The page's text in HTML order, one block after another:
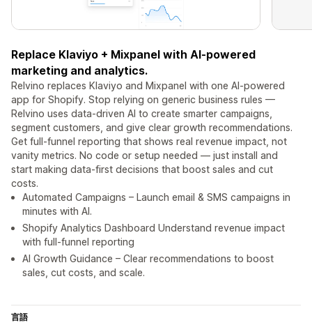
Replace Klaviyo + Mixpanel with AI-powered
marketing and analytics.
Relvino replaces Klaviyo and Mixpanel with one AI-powered
app for Shopify. Stop relying on generic business rules —
Relvino uses data-driven AI to create smarter campaigns,
segment customers, and give clear growth recommendations.
Get full-funnel reporting that shows real revenue impact, not
vanity metrics. No code or setup needed — just install and
start making data-first decisions that boost sales and cut
costs.
Automated Campaigns – Launch email & SMS campaigns in
minutes with AI.
Shopify Analytics Dashboard Understand revenue impact
with full-funnel reporting
AI Growth Guidance – Clear recommendations to boost
sales, cut costs, and scale.
言語